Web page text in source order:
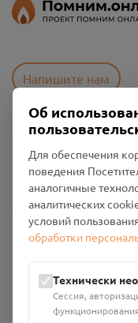
Напишите нам
Политика
Промо-материалы
Настройки cookies
Общество с
Проект Помним»
ИНН: 6700029207
Юридический адрес:
Руднянский, г. Рудня,
Об
Для обеспечения
поведения
аналогичные
аналитических
условий
обработки
Технически
Сессия,